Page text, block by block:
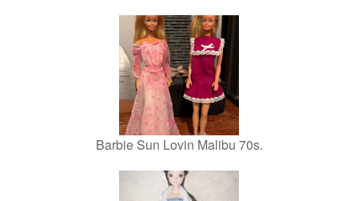
Barbie Sun Lovin Malibu 70s.